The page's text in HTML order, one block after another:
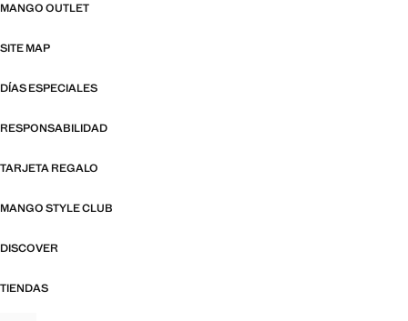
MANGO OUTLET
SITE MAP
DÍAS ESPECIALES
RESPONSABILIDAD
TARJETA REGALO
MANGO STYLE CLUB
DISCOVER
TIENDAS